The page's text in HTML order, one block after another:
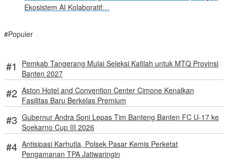
Ekosistem AI Kolaboratif…
#Populer
Pemkab Tangerang Mulai Seleksi Kafilah untuk MTQ Provinsi
Banten 2027
Aston Hotel and Convention Center Cimone Kenalkan
Fasilitas Baru Berkelas Premium
Gubernur Andra Soni Lepas Tim Banteng Banten FC U-17 ke
Soekarno Cup III 2026
Antisipasi Karhutla, Polsek Pasar Kemis Perketat
Pengamanan TPA Jatiwaringin